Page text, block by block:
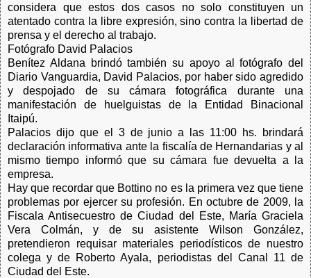
considera que estos dos casos no solo constituyen un
atentado contra la libre expresión, sino contra la libertad de
prensa y el derecho al trabajo.
Fotógrafo David Palacios
Benítez Aldana brindó también su apoyo al fotógrafo del
Diario Vanguardia, David Palacios, por haber sido agredido
y despojado de su cámara fotográfica durante una
manifestación de huelguistas de la Entidad Binacional
Itaipú.
Palacios dijo que el 3 de junio a las 11:00 hs. brindará
declaración informativa ante la fiscalía de Hernandarias y al
mismo tiempo informó que su cámara fue devuelta a la
empresa.
Hay que recordar que Bottino no es la primera vez que tiene
problemas por ejercer su profesión. En octubre de 2009, la
Fiscala Antisecuestro de Ciudad del Este, María Graciela
Vera Colmán, y de su asistente Wilson González,
pretendieron requisar materiales periodísticos de nuestro
colega y de Roberto Ayala, periodistas del Canal 11 de
Ciudad del Este.